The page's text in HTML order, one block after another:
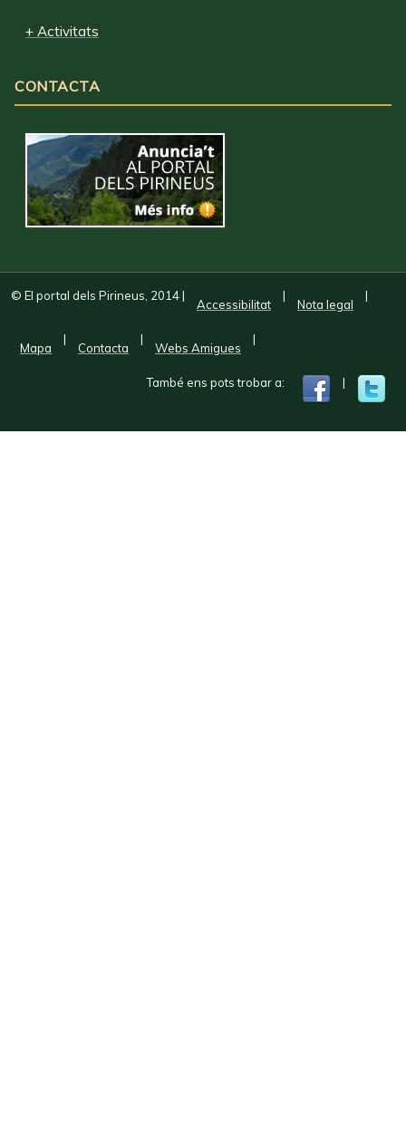
+ Activitats
CONTACTA
© El portal dels Pirineus, 2014|
Accessibilitat
|
Nota legal
|
Mapa
|
Contacta
|
Webs Amigues
|
També ens pots trobar a: |